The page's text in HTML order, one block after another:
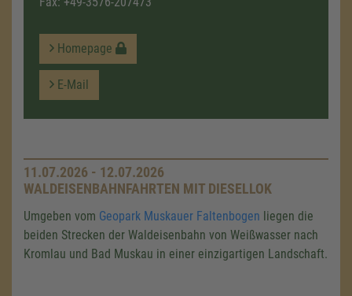
Homepage
E-Mail
11.07.2026 - 12.07.2026
WALDEISENBAHNFAHRTEN MIT DIESELLOK
Umgeben vom Geopark Muskauer Faltenbogen liegen die
beiden Strecken der Waldeisenbahn von Weißwasser nach
Kromlau und Bad Muskau in einer einzigartigen Landschaft.